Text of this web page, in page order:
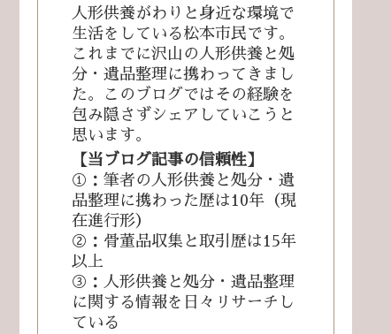
人形供養がわりと身近な環境で
生活をしている松本市民です。
これまでに沢山の人形供養と処
分・遺品整理に携わってきまし
た。このブログではその経験を
包み隠さずシェアしていこうと
思います。
【当ブログ記事の信頼性】
①：筆者の人形供養と処分・遺
品整理に携わった歴は10年（現
在進行形）
②：骨董品収集と取引歴は15年
以上
③：人形供養と処分・遺品整理
に関する情報を日々リサーチし
ている